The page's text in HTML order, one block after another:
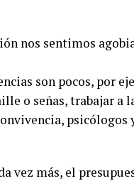
nos sentimos
son pocos, por
o señas, trabajar a
psicólogos
vez más, el